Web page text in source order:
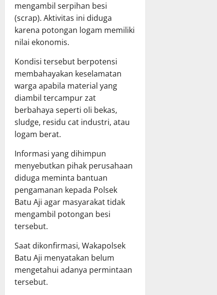
mengambil serpihan besi
(scrap). Aktivitas ini diduga
karena potongan logam memiliki
nilai ekonomis.
Kondisi tersebut berpotensi
membahayakan keselamatan
warga apabila material yang
diambil tercampur zat
berbahaya seperti oli bekas,
sludge, residu cat industri, atau
logam berat.
Informasi yang dihimpun
menyebutkan pihak perusahaan
diduga meminta bantuan
pengamanan kepada Polsek
Batu Aji agar masyarakat tidak
mengambil potongan besi
tersebut.
Saat dikonfirmasi, Wakapolsek
Batu Aji menyatakan belum
mengetahui adanya permintaan
tersebut.